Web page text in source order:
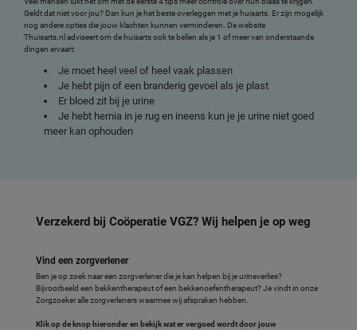
Geldt dat niet voor jou? Dan kun je het beste overleggen met je huisarts. Er zijn mogelijk
nog andere opties die jouw klachten kunnen verminderen. De website
Thuisarts.nl adviseert om de huisarts ook te bellen als je 1 of meer van onderstaande
dingen ervaart:
Je moet heel veel of heel vaak plassen
Je hebt pijn of een branderig gevoel als je plast
Er bloed zit bij je urine
Je hebt hernia in je rug en ineens kun je je urine niet goed
meer kan ophouden
Verzekerd bij Coöperatie VGZ? Wij helpen je op weg
Vind een zorgverlener
Ben je op zoek naar een zorgverlener die je kan helpen bij je urineverlies?
Bijvoorbeeld een bekkentherapeut of een bekkenoefentherapeut? Je vindt in onze
Zorgzoeker alle zorgverleners waarmee wij afspraken hebben.
Klik op de knop hieronder en bekijk wat er vergoed wordt door jouw